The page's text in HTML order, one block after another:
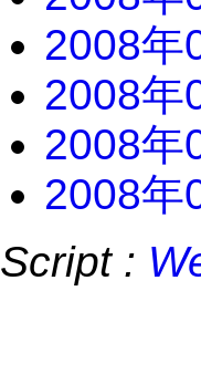
2008年
2008年
2008年
2008年
Script :